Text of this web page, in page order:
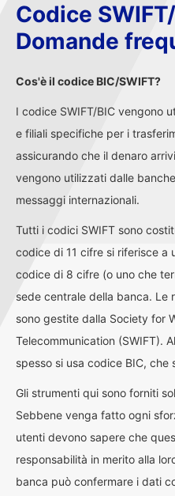
Codice
Domande
Cos'è il codice BIC/SWIFT?
I codice SWIFT/BIC vengono
e filiali specifiche per i
assicurando che il denaro
vengono utilizzati dalle
messaggi internazionali.
Tutti i codici SWIFT sono
codice di 11 cifre si riferisce a
codice di 8 cifre (o uno che
sede centrale della banca. Le
sono gestite dalla Society for
Telecommunication (SWIFT).
spesso si usa codice BIC,
Gli strumenti qui sono forniti
Sebbene venga fatto ogni
utenti devono sapere che
responsabilità in merito alla
banca può confermare i dati